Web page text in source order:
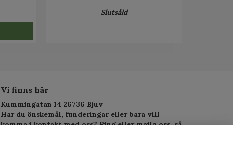
Slutsåld
Vi finns här
Kummingatan 14 26736 Bjuv
Har du önskemål, funderingar eller bara vill
komma i kontakt med oss? Ring eller maila oss, så